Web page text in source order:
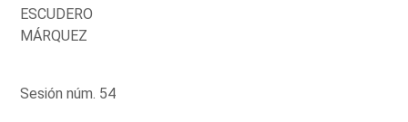
ESCUDERO
MÁRQUEZ
Sesión núm. 54